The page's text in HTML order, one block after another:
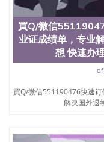
料； 5、等待结果
6、客户确认收到
学院的毕业证成绩
结构（包括：水印
银，LOGO烫金烫
镭射，紫外荧光，
对照。质量得到了
海外学校留学中介
各大院校的（毕业
寸大小，纸张材质
買Q/微信
业证成绩单，专业
想 快速办
買Q/微信551190476快速
解决国外退